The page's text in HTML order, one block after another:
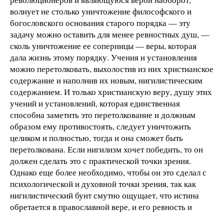
волнует не столько уничтожение философского и
богословского основания старого порядка — эту
задачу можно оставить для менее ревностных душ, —
сколь уничтожение ее соперницы — веры, которая
дала жизнь этому порядку. Учения и установления
можно перетолковать, выхолостив из них христианское
содержание и наполнив их новым, нигилистическим
содержанием. И только христианскую веру, душу этих
учений и установлений, которая единственная
способна заметить это перетолкование и должным
образом ему противостоять, следует уничтожить
целиком и полностью, тогда и она сможет быть
перетолкована. Если нигилизм хочет победить, то он
должен сделать это с практической точки зрения.
Однако еще более необходимо, чтобы он это сделал с
психологической и духовной точки зрения, так как
нигилистический бунт смутно ощущает, что истина
обретается в православной вере, и его ревность и